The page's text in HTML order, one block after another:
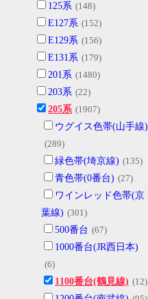
125系 (148)
E127系 (152)
E129系 (156)
E131系 (179)
201系 (1480)
203系 (22)
205系 (1907)
ウグイス色帯(山手線)
(289)
緑色帯(埼京線) (135)
青色帯(0番台) (27)
ワインレッド色帯(京
葉線) (301)
500番台 (67)
1000番台(JR西日本)
(6)
1100番台(鶴見線) (12)